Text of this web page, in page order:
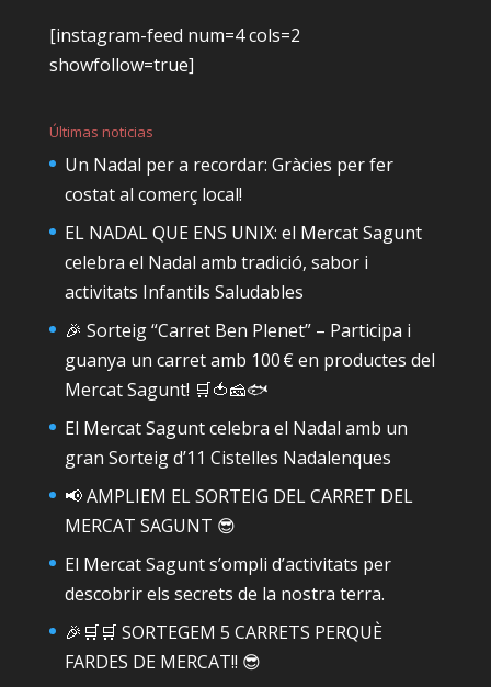
[instagram-feed num=4 cols=2
showfollow=true]
Últimas noticias
Un Nadal per a recordar: Gràcies per fer
costat al comerç local!
EL NADAL QUE ENS UNIX: el Mercat Sagunt
celebra el Nadal amb tradició, sabor i
activitats Infantils Saludables
🎉 Sorteig “Carret Ben Plenet” – Participa i
guanya un carret amb 100 € en productes del
Mercat Sagunt! 🛒🍅🧀🐟
El Mercat Sagunt celebra el Nadal amb un
gran Sorteig d’11 Cistelles Nadalenques
📢 AMPLIEM EL SORTEIG DEL CARRET DEL
MERCAT SAGUNT 😎
El Mercat Sagunt s’ompli d’activitats per
descobrir els secrets de la nostra terra.
🎉🛒🛒 SORTEGEM 5 CARRETS PERQUÈ
FARDES DE MERCAT!! 😎